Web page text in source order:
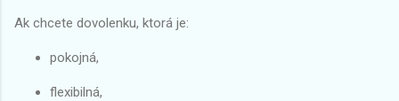
Ak chcete dovolenku, ktorá je:
pokojná,
flexibilná,